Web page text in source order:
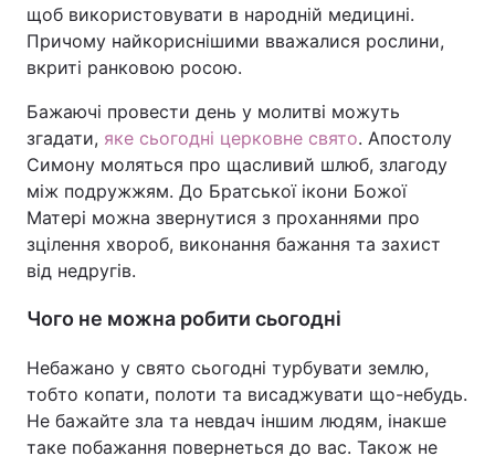
щоб використовувати в народній медицині.
Причому найкориснішими вважалися рослини,
вкриті ранковою росою.
Бажаючі провести день у молитві можуть
згадати, яке сьогодні церковне свято. Апостолу
Симону моляться про щасливий шлюб, злагоду
між подружжям. До Братської ікони Божої
Матері можна звернутися з проханнями про
зцілення хвороб, виконання бажання та захист
від недругів.
Чого не можна робити сьогодні
Небажано у свято сьогодні турбувати землю,
тобто копати, полоти та висаджувати що-небудь.
Не бажайте зла та невдач іншим людям, інакше
таке побажання повернеться до вас. Також не